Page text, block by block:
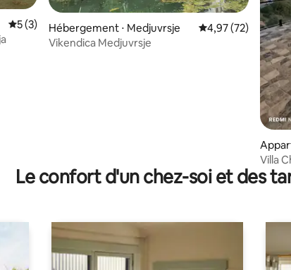
Évaluation moyenne sur la base de 3 commentaires : 5 sur
5 (3)
Hébergement ⋅ Medjuvrsje Évaluation
4,97 (72)
Vikendica Medjuvrsje
Villa
Le confort d'un chez-soi et des